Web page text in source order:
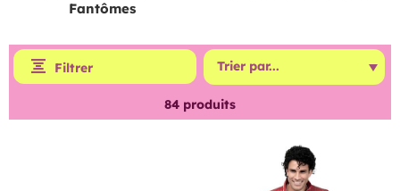
Filtrer
84 produits